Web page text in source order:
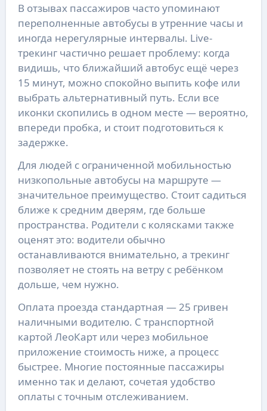
В отзывах пассажиров часто упоминают
переполненные автобусы в утренние часы и
иногда нерегулярные интервалы. Live-
трекинг частично решает проблему: когда
видишь, что ближайший автобус ещё через
15 минут, можно спокойно выпить кофе или
выбрать альтернативный путь. Если все
иконки скопились в одном месте — вероятно,
впереди пробка, и стоит подготовиться к
задержке.
Для людей с ограниченной мобильностью
низкопольные автобусы на маршруте —
значительное преимущество. Стоит садиться
ближе к средним дверям, где больше
пространства. Родители с колясками также
оценят это: водители обычно
останавливаются внимательно, а трекинг
позволяет не стоять на ветру с ребёнком
дольше, чем нужно.
Оплата проезда стандартная — 25 гривен
наличными водителю. С транспортной
картой ЛеоКарт или через мобильное
приложение стоимость ниже, а процесс
быстрее. Многие постоянные пассажиры
именно так и делают, сочетая удобство
оплаты с точным отслеживанием.